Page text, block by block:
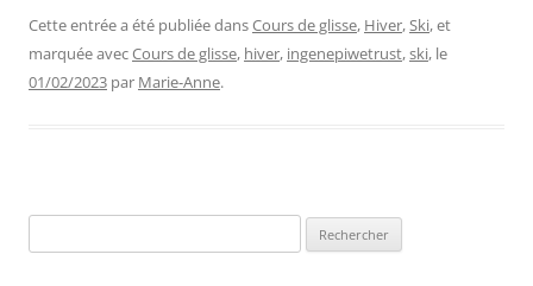
Cette entrée a été publiée dansCours de glisse, Hiver,Ski, et
marquée avecCours de glisse, hiver, ingenepiwetrust,ski, le
01/02/2023 par Marie-Anne.